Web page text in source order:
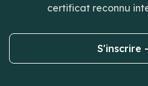
certificat reconnu
S'inscrire